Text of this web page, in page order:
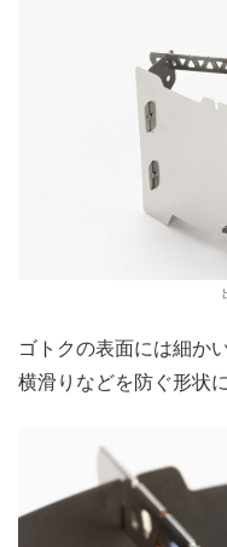
ゴトクの表面には細か
横滑りなどを防ぐ形状